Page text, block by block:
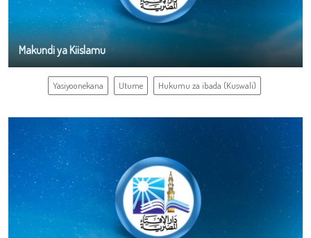
Makundi ya Kiislamu
Yasiyoonekana Utume Hukumu za ibada (Kuswali)